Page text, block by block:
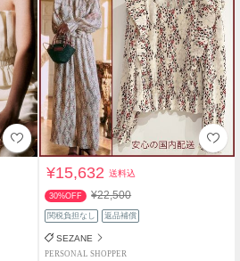
¥15,632送料込
30%OFF ¥22,500
関税負担なし 返品補償
SEZANE
PERSONAL SHOPPER